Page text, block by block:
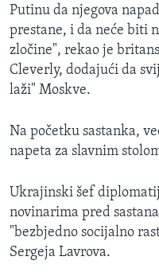
Putinu da njegova
prestane, i da neće biti
zločine", rekao je
Cleverly, dodajući da
laži" Moskve.
Na početku sastanka,
napeta za slavnim
Ukrajinski šef
novinarima pred
"bezbjedno socijalno
Sergeja Lavrova.